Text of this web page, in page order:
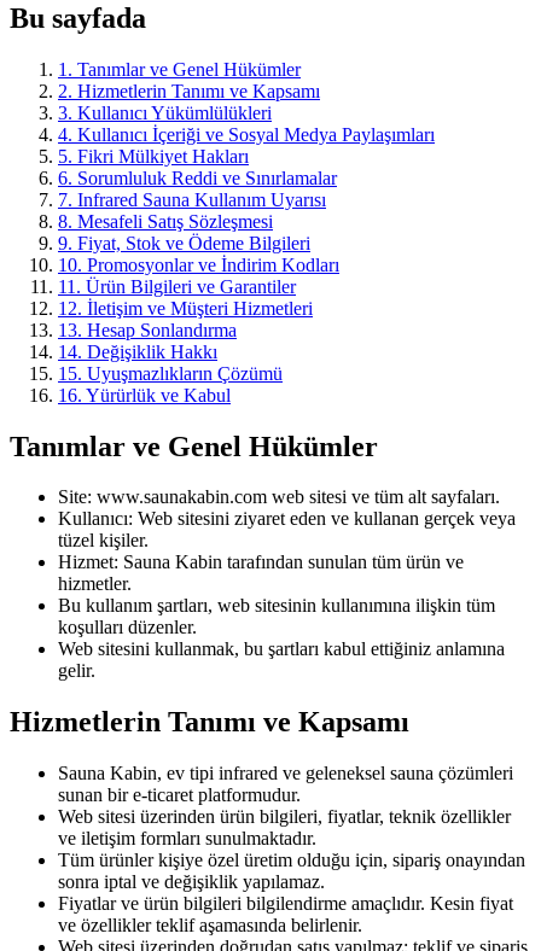
Bu sayfada
1 . Tanımlar ve Genel Hükümler
2. Hizmetlerin Tanımı ve Kapsamı
3. Kullanıcı Yükümlülükleri
4. Kullanıcı İçeriği ve Sosyal Medya Paylaşımları
5. Fikri Mülkiyet Hakları
6. Sorumluluk Reddi ve Sınırlamalar
7. Infrared Sauna Kullanım Uyarısı
8. Mesafeli Satış Sözleşmesi
9. Fiyat, Stok ve Ödeme Bilgileri
10. Promosyonlar ve İndirim Kodları
11 . Ürün Bilgileri ve Garantiler
12. İletişim ve Müşteri Hizmetleri
13. Hesap Sonlandırma
14. Değişiklik Hakkı
15. Uyuşmazlıkların Çözümü
16. Yürürlük ve Kabul
Tanımlar ve Genel Hükümler
Site: www.saunakabin.com web sitesi ve tüm alt sayfaları.
Kullanıcı: Web sitesini ziyaret eden ve kullanan gerçek veya
tüzel kişiler.
Hizmet: Sauna Kabin tarafından sunulan tüm ürün ve
hizmetler.
Bu kullanım şartları, web sitesinin kullanımına ilişkin tüm
koşulları düzenler.
Web sitesini kullanmak, bu şartları kabul ettiğiniz anlamına
gelir.
Hizmetlerin Tanımı ve Kapsamı
Sauna Kabin, ev tipi infrared ve geleneksel sauna çözümleri
sunan bir e-ticaret platformudur.
Web sitesi üzerinden ürün bilgileri, fiyatlar, teknik özellikler
ve iletişim formları sunulmaktadır.
Tüm ürünler kişiye özel üretim olduğu için, sipariş onayından
sonra iptal ve değişiklik yapılamaz.
Fiyatlar ve ürün bilgileri bilgilendirme amaçlıdır. Kesin fiyat
ve özellikler teklif aşamasında belirlenir.